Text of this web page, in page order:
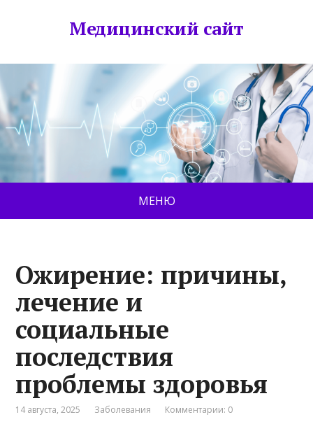
Медицинский сайт
МЕНЮ
Ожирение: причины,
лечение и
социальные
последствия
проблемы здоровья
14 августа, 2025 Заболевания Комментарии: 0